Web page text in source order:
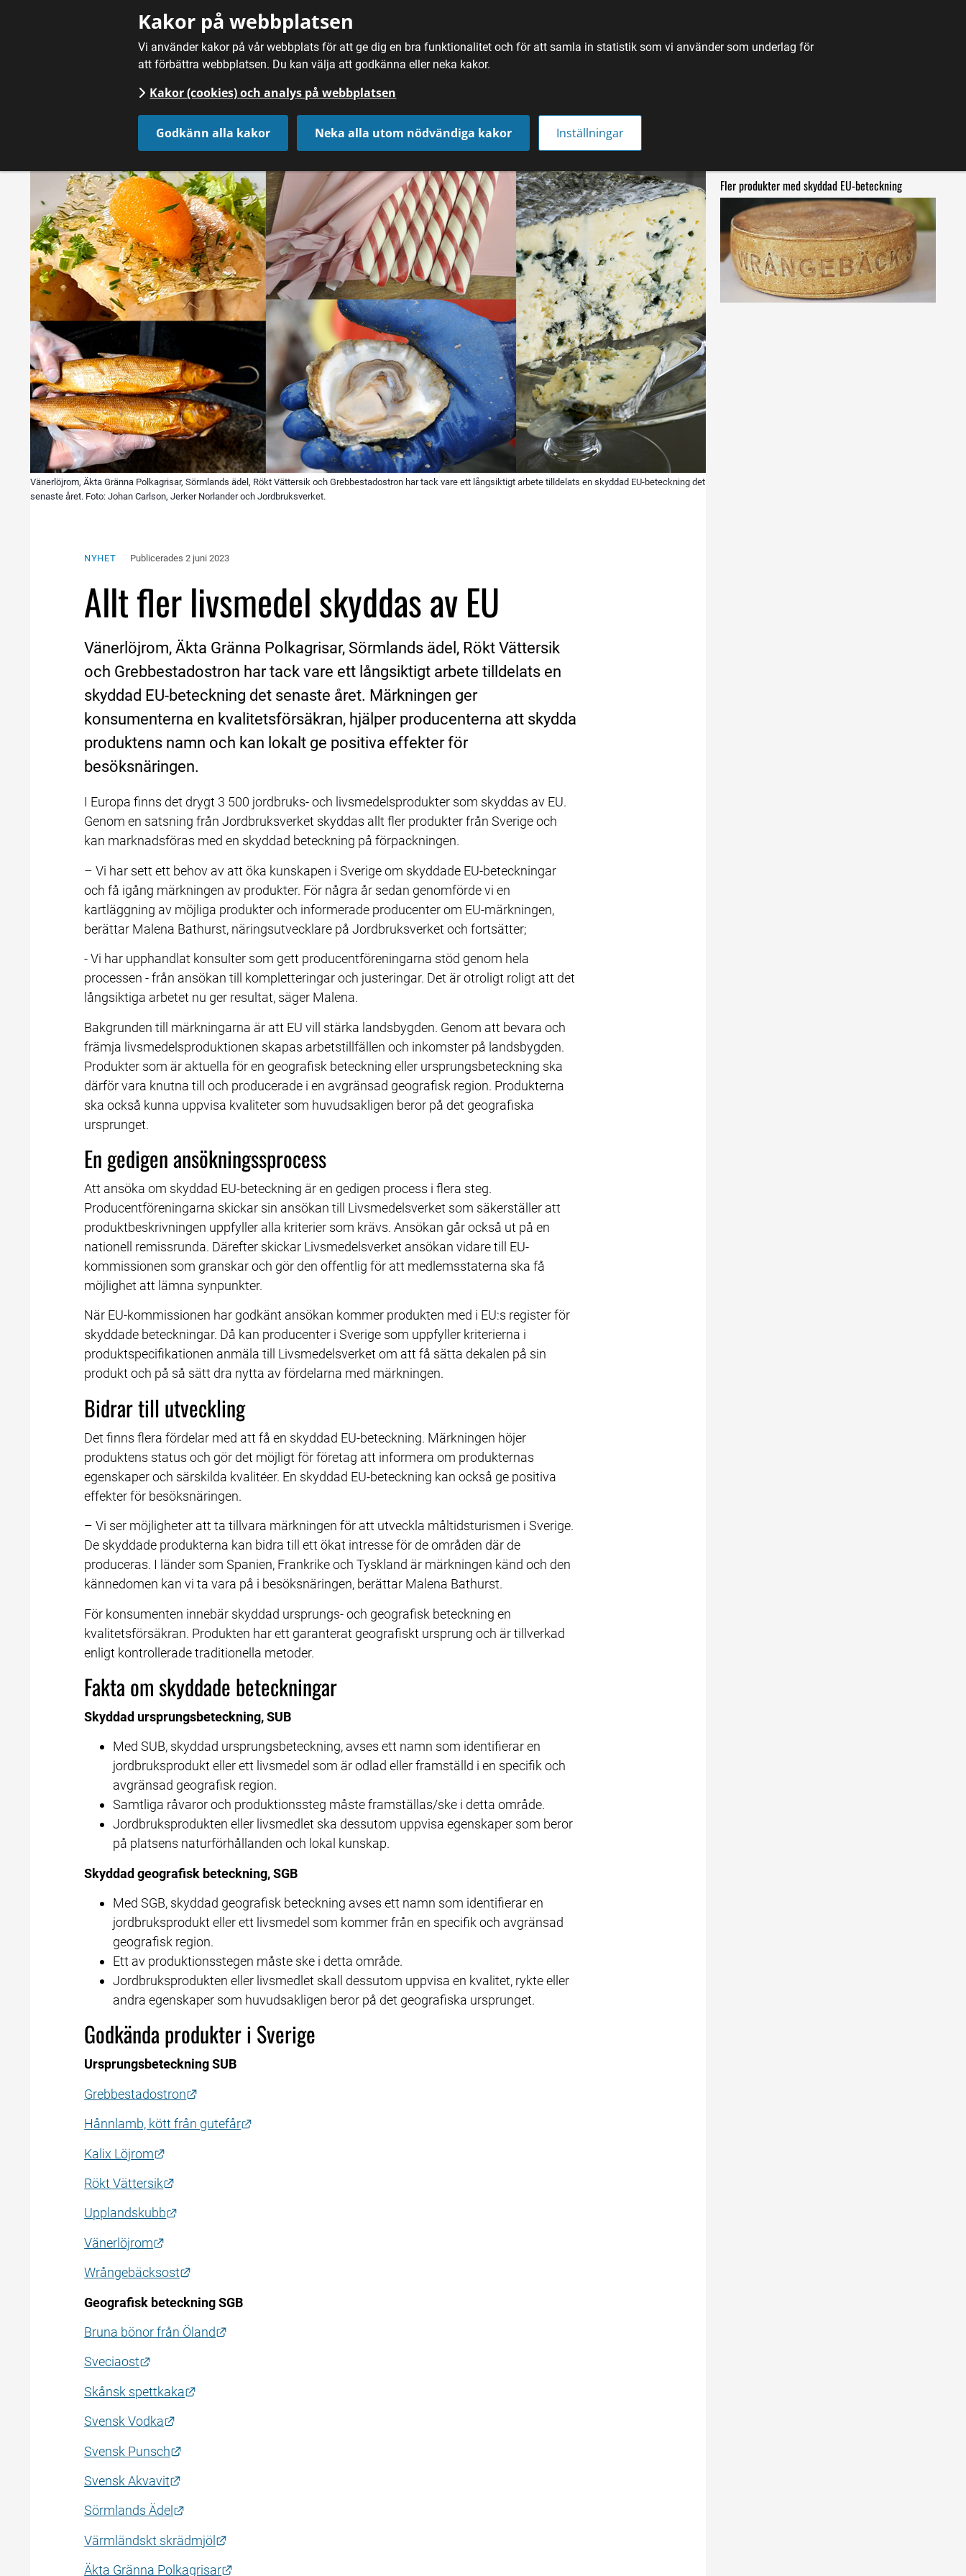
Kakor på webbplatsen
Vi använder kakor på vår webbplats för att ge dig en bra funktionalitet och för att samla in statistik som vi använder som underlag för
att förbättra webbplatsen. Du kan välja att godkänna eller neka kakor.
Kakor (cookies) och analys på webbplatsen
Godkänn alla kakor Neka alla utom nödvändiga kakor Inställningar
FÖRDJUPNING
Vänerlöjrom, Äkta Gränna Polkagrisar, Sörmlands ädel, Rökt Vättersik och Grebbestadostron har tack vare ett långsiktigt arbete tilldelats en skyddad EU-beteckning det
senaste året. Foto: Johan Carlson, Jerker Norlander och Jordbruksverket.
NYHET Publicerades 2 juni 2023
Allt fler livsmedel skyddas av EU
Vänerlöjrom, Äkta Gränna Polkagrisar, Sörmlands ädel, Rökt Vättersik
och Grebbestadostron har tack vare ett långsiktigt arbete tilldelats en
skyddad EU-beteckning det senaste året. Märkningen ger
konsumenterna en kvalitetsförsäkran, hjälper producenterna att skydda
produktens namn och kan lokalt ge positiva effekter för
besöksnäringen.
I Europa finns det drygt 3 500 jordbruks- och livsmedelsprodukter som skyddas av EU.
Genom en satsning från Jordbruksverket skyddas allt fler produkter från Sverige och
kan marknadsföras med en skyddad beteckning på förpackningen.
– Vi har sett ett behov av att öka kunskapen i Sverige om skyddade EU-beteckningar
och få igång märkningen av produkter. För några år sedan genomförde vi en
kartläggning av möjliga produkter och informerade producenter om EU-märkningen,
berättar Malena Bathurst, näringsutvecklare på Jordbruksverket och fortsätter;
- Vi har upphandlat konsulter som gett producentföreningarna stöd genom hela
processen - från ansökan till kompletteringar och justeringar. Det är otroligt roligt att det
långsiktiga arbetet nu ger resultat, säger Malena.
Bakgrunden till märkningarna är att EU vill stärka landsbygden. Genom att bevara och
främja livsmedelsproduktionen skapas arbetstillfällen och inkomster på landsbygden.
Produkter som är aktuella för en geografisk beteckning eller ursprungsbeteckning ska
därför vara knutna till och producerade i en avgränsad geografisk region. Produkterna
ska också kunna uppvisa kvaliteter som huvudsakligen beror på det geografiska
ursprunget.
En gedigen ansökningssprocess
Att ansöka om skyddad EU-beteckning är en gedigen process i flera steg.
Producentföreningarna skickar sin ansökan till Livsmedelsverket som säkerställer att
produktbeskrivningen uppfyller alla kriterier som krävs. Ansökan går också ut på en
nationell remissrunda. Därefter skickar Livsmedelsverket ansökan vidare till EU-
kommissionen som granskar och gör den offentlig för att medlemsstaterna ska få
möjlighet att lämna synpunkter.
När EU-kommissionen har godkänt ansökan kommer produkten med i EU:s register för
skyddade beteckningar. Då kan producenter i Sverige som uppfyller kriterierna i
produktspecifikationen anmäla till Livsmedelsverket om att få sätta dekalen på sin
produkt och på så sätt dra nytta av fördelarna med märkningen.
Bidrar till utveckling
Det finns flera fördelar med att få en skyddad EU-beteckning. Märkningen höjer
produktens status och gör det möjligt för företag att informera om produkternas
egenskaper och särskilda kvalitéer. En skyddad EU-beteckning kan också ge positiva
effekter för besöksnäringen.
– Vi ser möjligheter att ta tillvara märkningen för att utveckla måltidsturismen i Sverige.
De skyddade produkterna kan bidra till ett ökat intresse för de områden där de
produceras. I länder som Spanien, Frankrike och Tyskland är märkningen känd och den
kännedomen kan vi ta vara på i besöksnäringen, berättar Malena Bathurst.
För konsumenten innebär skyddad ursprungs- och geografisk beteckning en
kvalitetsförsäkran. Produkten har ett garanterat geografiskt ursprung och är tillverkad
enligt kontrollerade traditionella metoder.
Fakta om skyddade beteckningar
Skyddad ursprungsbeteckning, SUB
Med SUB, skyddad ursprungsbeteckning, avses ett namn som identifierar en
jordbruksprodukt eller ett livsmedel som är odlad eller framställd i en specifik och
avgränsad geografisk region.
Samtliga råvaror och produktionssteg måste framställas/ske i detta område.
Jordbruksprodukten eller livsmedlet ska dessutom uppvisa egenskaper som beror
på platsens naturförhållanden och lokal kunskap.
Skyddad geografisk beteckning, SGB
Med SGB, skyddad geografisk beteckning avses ett namn som identifierar en
jordbruksprodukt eller ett livsmedel som kommer från en specifik och avgränsad
geografisk region.
Ett av produktionsstegen måste ske i detta område.
Jordbruksprodukten eller livsmedlet skall dessutom uppvisa en kvalitet, rykte eller
andra egenskaper som huvudsakligen beror på det geografiska ursprunget.
Godkända produkter i Sverige
Ursprungs­beteckning SUB
Grebbestadostron
Länk till annan webbplats.
Hånnlamb, kött från gutefår Länk till annan webbplats.
Kalix Löjrom Länk till annan webbplats.
Rökt Vättersik Länk till annan webbplats.
Upplandskubb Länk till annan webbplats.
Vänerlöjrom Länk till annan webbplats.
Wrångebäcksost Länk till annan webbplats.
Geografisk beteckning SGB
Bruna bönor från Öland
Länk till annan webbplats.
Sveciaost Länk till annan webbplats.
Skånsk spettkaka Länk till annan webbplats.
Svensk Vodka Länk till annan webbplats.
Svensk Punsch Länk till annan webbplats.
Svensk Akvavit Länk till annan webbplats.
Sörmlands Ädel Länk till annan webbplats.
Värmländskt skrädmjöl Länk till annan webbplats.
Äkta Gränna Polkagrisar Länk till annan webbplats.
Fler produkter med skyddad EU-beteckning